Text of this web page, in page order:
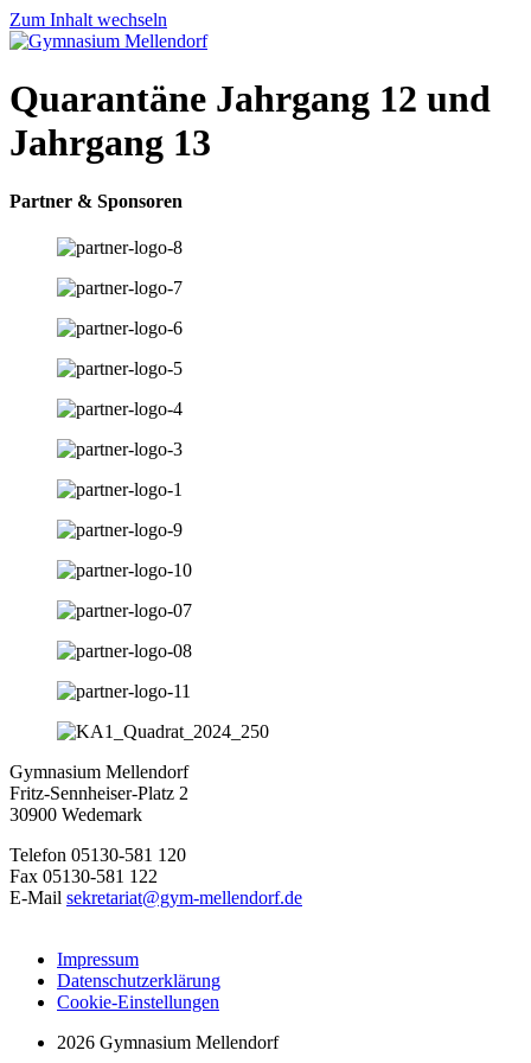
Zum Inhalt wechseln
Quarantäne Jahrgang 12 und
Jahrgang 13
Partner & Sponsoren
Gymnasium Mellendorf
Fritz-Sennheiser-Platz 2
30900 Wedemark
Telefon 05130-581 120
Fax 05130-581 122
E-Mail sekretariat@gym-mellendorf.de
Impressum
Datenschutzerklärung
Cookie-Einstellungen
2026 Gymnasium Mellendorf